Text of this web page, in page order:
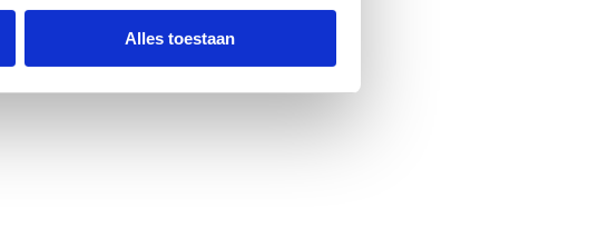
Alles toestaan